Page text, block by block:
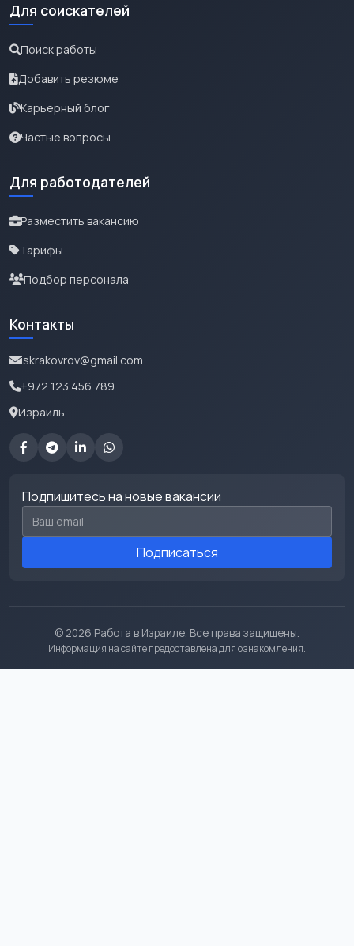
Для соискателей
Поиск работы
Добавить резюме
Карьерный блог
Частые вопросы
Для работодателей
Разместить вакансию
Тарифы
Подбор персонала
Контакты
iskrakovrov@gmail.com
+972 123 456 789
Израиль
Подпишитесь на новые вакансии
Email для подписки
Подписаться
© 2026 Работа в Израиле. Все права защищены.
Информация на сайте предоставлена для ознакомления.